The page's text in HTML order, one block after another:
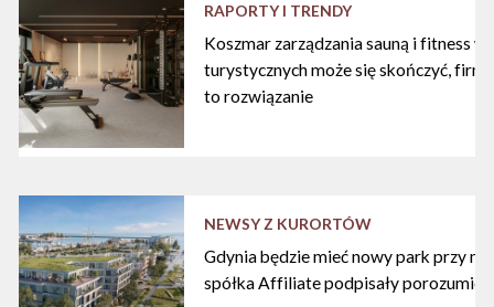
RAPORTY I TRENDY
Koszmar zarządzania sauną i fitness w
turystycznych może się skończyć,
to rozwiązanie
NEWSY Z KURORTÓW
Gdynia będzie mieć nowy park przy
spółka Affiliate podpisały